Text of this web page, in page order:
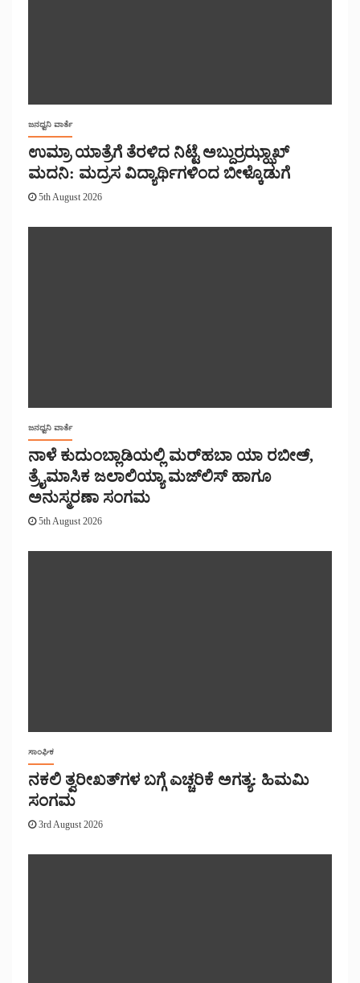
ಜನಧ್ವನಿ ವಾರ್ತೆ
ಉಮ್ರಾ ಯಾತ್ರೆಗೆ ತೆರಳಿದ ನಿಟ್ಟೆ ಅಬ್ದುರ್ರಝ್ಝಾಖ್
ಮದನಿ: ಮದ್ರಸ ವಿದ್ಯಾರ್ಥಿಗಳಿಂದ ಬೀಳ್ಕೊಡುಗೆ
5th August 2026
ಜನಧ್ವನಿ ವಾರ್ತೆ
ನಾಳೆ ಕುದುಂಬ್ಲಾಡಿಯಲ್ಲಿ ಮರ್‌‌ಹಬಾ ಯಾ ರಬೀಅ್,
ತ್ರೈಮಾಸಿಕ ಜಲಾಲಿಯ್ಯಾ ಮಜ್‌‌ಲಿಸ್‌‌ ಹಾಗೂ
ಅನುಸ್ಮರಣಾ ಸಂಗಮ
5th August 2026
ಸಾಂಘಿಕ
ನಕಲಿ ತ್ವರೀಖತ್‌ಗಳ ಬಗ್ಗೆ ಎಚ್ಚರಿಕೆ ಅಗತ್ಯ: ಹಿಮಮಿ
ಸಂಗಮ
3rd August 2026